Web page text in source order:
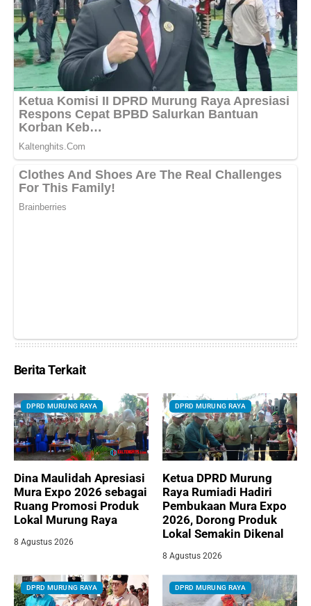
Berita Terkait
DPRD MURUNG RAYA
Dina Maulidah Apresiasi
Mura Expo 2026 sebagai
Ruang Promosi Produk
Lokal Murung Raya
8 Agustus 2026
DPRD MURUNG RAYA
Ketua DPRD Murung
Raya Rumiadi Hadiri
Pembukaan Mura Expo
2026, Dorong Produk
Lokal Semakin Dikenal
8 Agustus 2026
DPRD MURUNG RAYA DPRD MURUNG RAYA